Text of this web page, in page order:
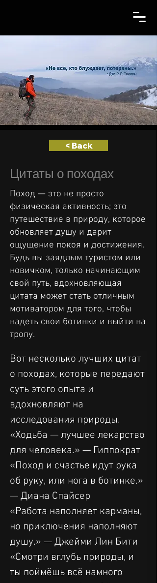
< Back
Цитаты о походах
Поход — это не просто
физическая активность; это
путешествие в природу, которое
обновляет душу и дарит
ощущение покоя и достижения.
Будь вы заядлым туристом или
новичком, только начинающим
свой путь, вдохновляющая
цитата может стать отличным
мотиватором для того, чтобы
надеть свои ботинки и выйти на
тропу.
Вот несколько лучших цитат
о походах, которые передают
суть этого опыта и
вдохновляют на
исследования природы.
«Ходьба — лучшее лекарство
для человека.» — Гиппократ
«Поход и счастье идут рука
об руку, или нога в ботинке.»
— Диана Спайсер
«Работа наполняет карманы,
но приключения наполняют
душу.» — Джейми Лин Бити
«Смотри вглубь природы, и
ты поймёшь всё намного